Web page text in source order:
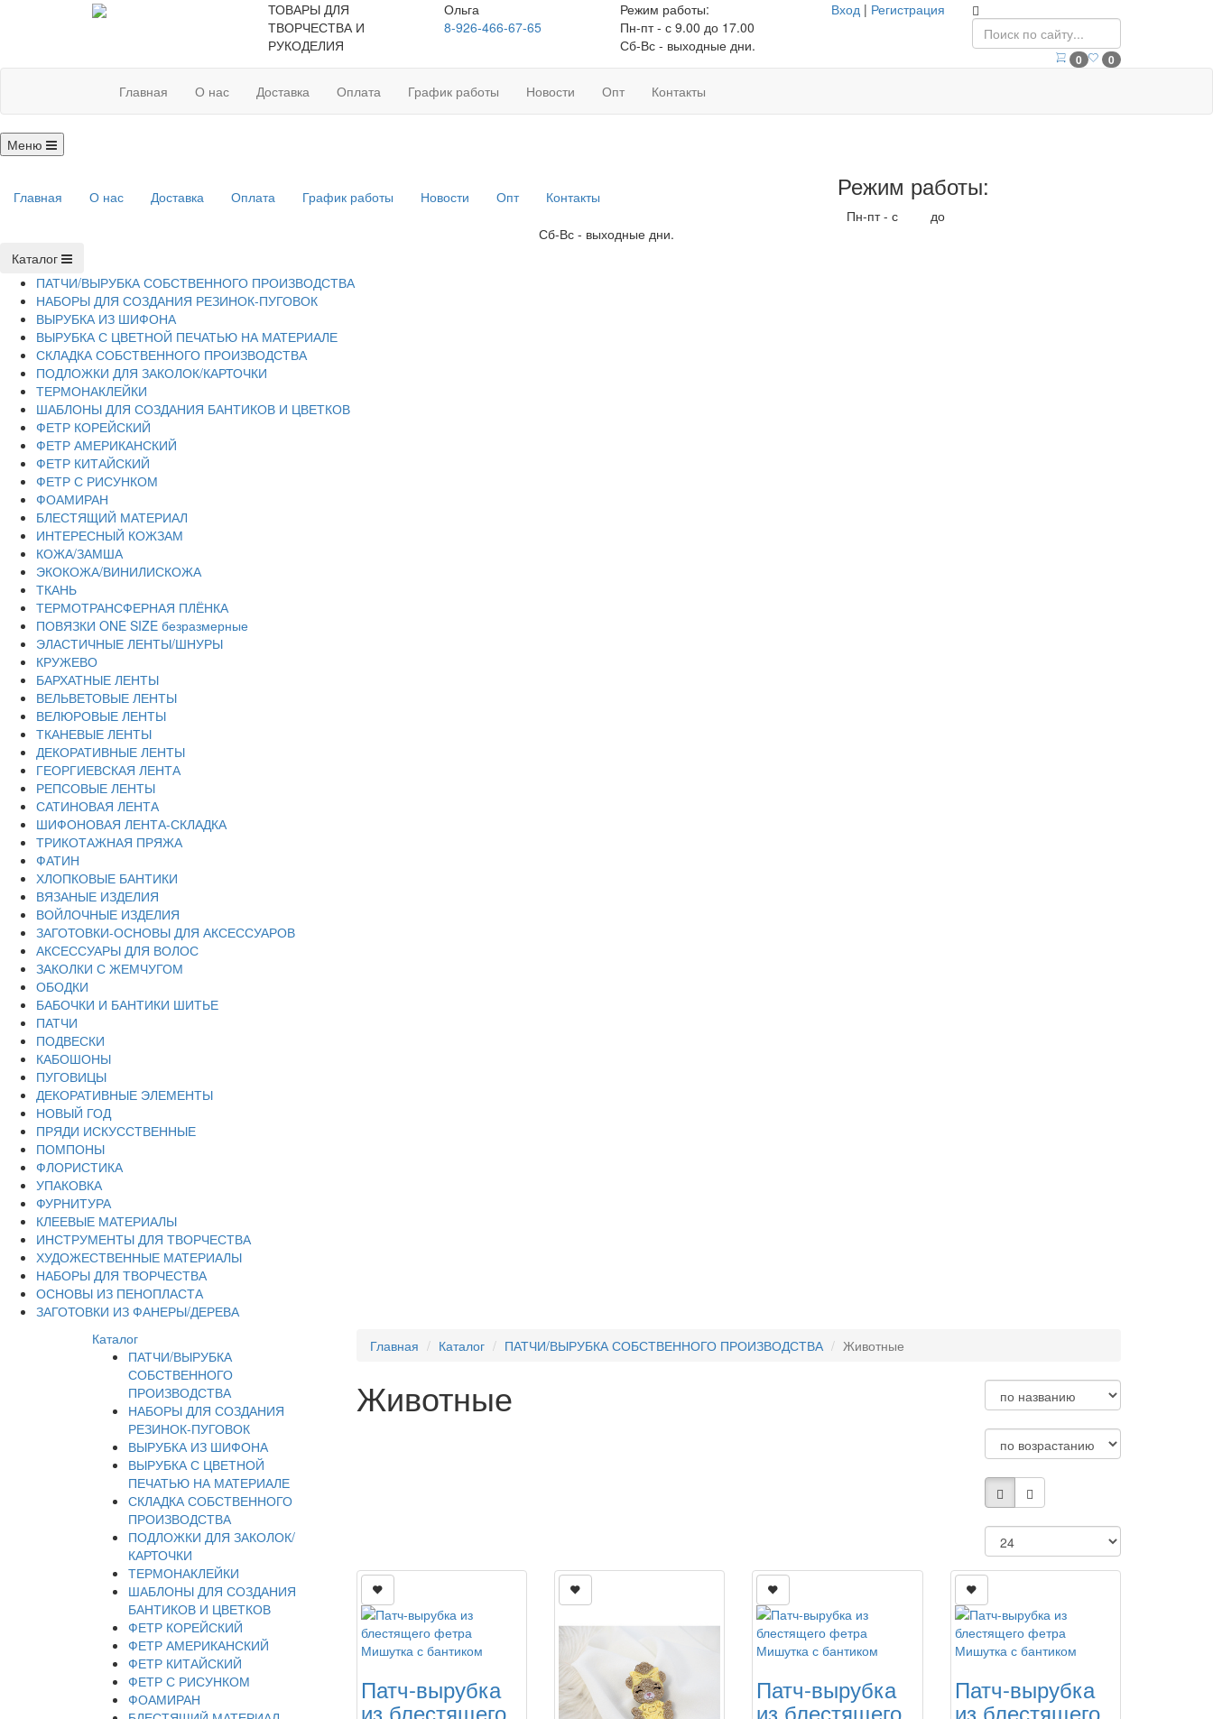
ТОВАРЫ ДЛЯ
ТВОРЧЕСТВА И
РУКОДЕЛИЯ
Ольга
8-926-466-67-65
Режим работы:
Пн-пт - с 9.00 до 17.00
Сб-Вс - выходные дни.
Вход | Регистрация
0
0
Главная О нас Доставка Оплата График работы Новости Опт Контакты
Меню
Главная О нас Доставка Оплата График работы Новости Опт Контакты Режим работы:
Пн-пт - с до
Сб-Вс - выходные дни.
Каталог
ПАТЧИ/ВЫРУБКА СОБСТВЕННОГО ПРОИЗВОДСТВА
НАБОРЫ ДЛЯ СОЗДАНИЯ РЕЗИНОК-ПУГОВОК
ВЫРУБКА ИЗ ШИФОНА
ВЫРУБКА С ЦВЕТНОЙ ПЕЧАТЬЮ НА МАТЕРИАЛЕ
СКЛАДКА СОБСТВЕННОГО ПРОИЗВОДСТВА
ПОДЛОЖКИ ДЛЯ ЗАКОЛОК/КАРТОЧКИ
ТЕРМОНАКЛЕЙКИ
ШАБЛОНЫ ДЛЯ СОЗДАНИЯ БАНТИКОВ И ЦВЕТКОВ
ФЕТР КОРЕЙСКИЙ
ФЕТР АМЕРИКАНСКИЙ
ФЕТР КИТАЙСКИЙ
ФЕТР С РИСУНКОМ
ФОАМИРАН
БЛЕСТЯЩИЙ МАТЕРИАЛ
ИНТЕРЕСНЫЙ КОЖЗАМ
КОЖА/ЗАМША
ЭКОКОЖА/ВИНИЛИСКОЖА
ТКАНЬ
ТЕРМОТРАНСФЕРНАЯ ПЛЁНКА
ПОВЯЗКИ ONE SIZE безразмерные
ЭЛАСТИЧНЫЕ ЛЕНТЫ/ШНУРЫ
КРУЖЕВО
БАРХАТНЫЕ ЛЕНТЫ
ВЕЛЬВЕТОВЫЕ ЛЕНТЫ
ВЕЛЮРОВЫЕ ЛЕНТЫ
ТКАНЕВЫЕ ЛЕНТЫ
ДЕКОРАТИВНЫЕ ЛЕНТЫ
ГЕОРГИЕВСКАЯ ЛЕНТА
РЕПСОВЫЕ ЛЕНТЫ
САТИНОВАЯ ЛЕНТА
ШИФОНОВАЯ ЛЕНТА-СКЛАДКА
ТРИКОТАЖНАЯ ПРЯЖА
ФАТИН
ХЛОПКОВЫЕ БАНТИКИ
ВЯЗАНЫЕ ИЗДЕЛИЯ
ВОЙЛОЧНЫЕ ИЗДЕЛИЯ
ЗАГОТОВКИ-ОСНОВЫ ДЛЯ АКСЕССУАРОВ
АКСЕССУАРЫ ДЛЯ ВОЛОС
ЗАКОЛКИ С ЖЕМЧУГОМ
ОБОДКИ
БАБОЧКИ И БАНТИКИ ШИТЬЕ
ПАТЧИ
ПОДВЕСКИ
КАБОШОНЫ
ПУГОВИЦЫ
ДЕКОРАТИВНЫЕ ЭЛЕМЕНТЫ
НОВЫЙ ГОД
ПРЯДИ ИСКУССТВЕННЫЕ
ПОМПОНЫ
ФЛОРИСТИКА
УПАКОВКА
ФУРНИТУРА
КЛЕЕВЫЕ МАТЕРИАЛЫ
ИНСТРУМЕНТЫ ДЛЯ ТВОРЧЕСТВА
ХУДОЖЕСТВЕННЫЕ МАТЕРИАЛЫ
НАБОРЫ ДЛЯ ТВОРЧЕСТВА
ОСНОВЫ ИЗ ПЕНОПЛАСТА
ЗАГОТОВКИ ИЗ ФАНЕРЫ/ДЕРЕВА
Каталог
ПАТЧИ/ВЫРУБКА
СОБСТВЕННОГО
ПРОИЗВОДСТВА
НАБОРЫ ДЛЯ СОЗДАНИЯ
РЕЗИНОК-ПУГОВОК
ВЫРУБКА ИЗ ШИФОНА
ВЫРУБКА С ЦВЕТНОЙ
ПЕЧАТЬЮ НА МАТЕРИАЛЕ
СКЛАДКА СОБСТВЕННОГО
ПРОИЗВОДСТВА
ПОДЛОЖКИ ДЛЯ ЗАКОЛОК/
КАРТОЧКИ
ТЕРМОНАКЛЕЙКИ
ШАБЛОНЫ ДЛЯ СОЗДАНИЯ
БАНТИКОВ И ЦВЕТКОВ
ФЕТР КОРЕЙСКИЙ
ФЕТР АМЕРИКАНСКИЙ
ФЕТР КИТАЙСКИЙ
ФЕТР С РИСУНКОМ
ФОАМИРАН
Главная Каталог ПАТЧИ/ВЫРУБКА СОБСТВЕННОГО ПРОИЗВОДСТВА Животные
Животные
Патч-вырубка
из блестящего
Патч-вырубка
из блестящего
Патч-вырубка
из блестящего